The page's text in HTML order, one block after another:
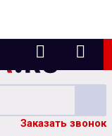
Заказать звонок